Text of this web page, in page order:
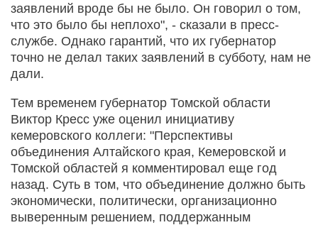
заявлений вроде бы не было. Он говорил о том,
что это было бы неплохо", - сказали в пресс-
службе. Однако гарантий, что их губернатор
точно не делал таких заявлений в субботу, нам не
дали.
Тем временем губернатор Томской области
Виктор Кресс уже оценил инициативу
кемеровского коллеги: "Перспективы
объединения Алтайского края, Кемеровской и
Томской областей я комментировал еще год
назад. Суть в том, что объединение должно быть
экономически, политически, организационно
выверенным решением, поддержанным